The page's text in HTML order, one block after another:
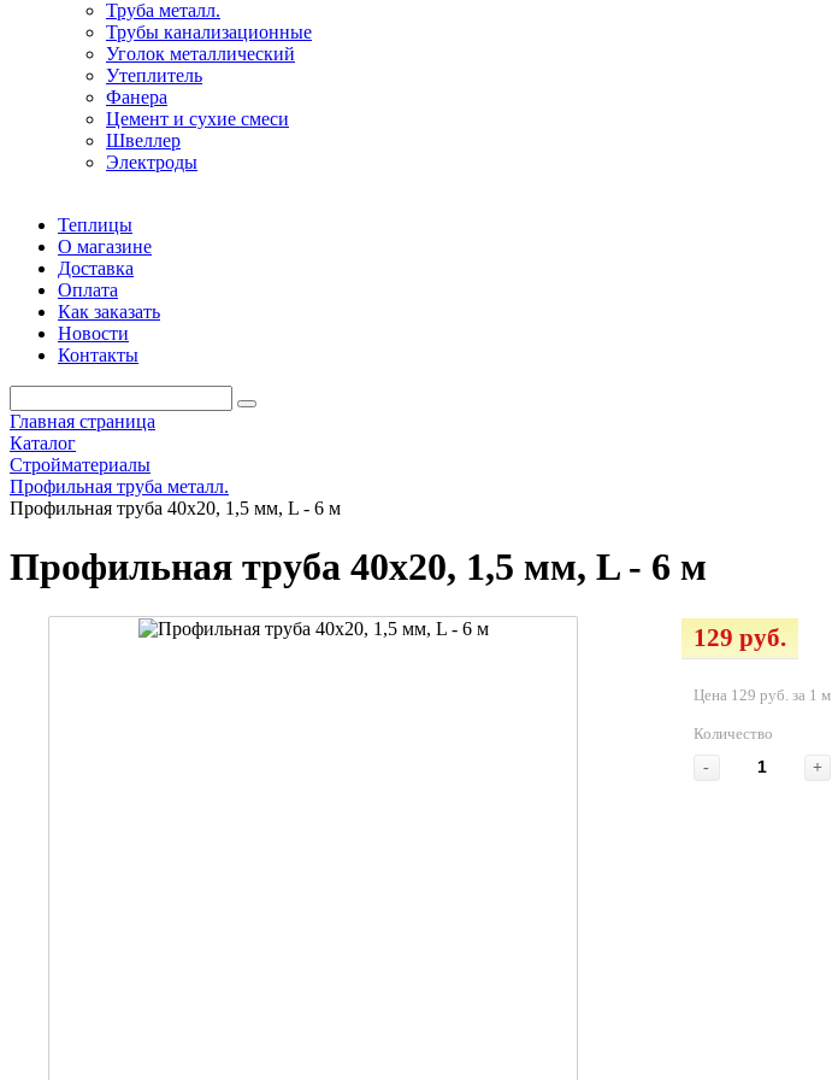
Труба металл.
Трубы канализационные
Уголок металлический
Утеплитель
Фанера
Цемент и сухие смеси
Швеллер
Электроды
Теплицы
О магазине
Доставка
Оплата
Как заказать
Новости
Контакты
Главная страница
Каталог
Стройматериалы
Профильная труба металл.
Профильная труба 40х20, 1,5 мм, L - 6 м
Профильная труба 40х20, 1,5 мм, L - 6 м
129 руб.
Цена 129 руб. за 1 м
Количество
-
+